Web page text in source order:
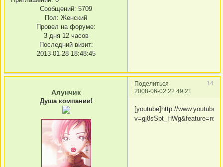
Сообщений: 5709
Пол: Женский
Провел на форуме:
3 дня 12 часов
Последний визит:
2013-01-28 18:48:45
Поделиться
14
2008-06-02 22:49:21
Алунчик
Душа компании!
[youtube]http://